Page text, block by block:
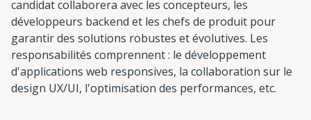
candidat collaborera avec les concepteurs, les
développeurs backend et les chefs de produit pour
garantir des solutions robustes et évolutives. Les
responsabilités comprennent : le développement
d'applications web responsives, la collaboration sur le
design UX/UI, l'optimisation des performances, etc.